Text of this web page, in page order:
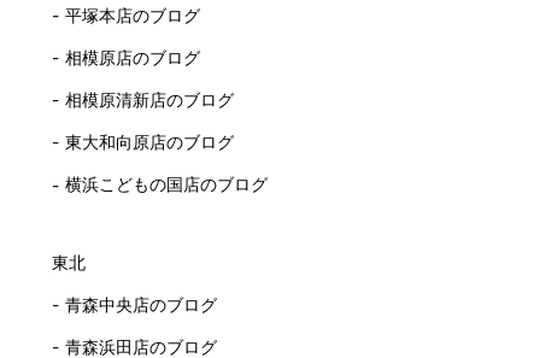
平塚本店のブログ
相模原店のブログ
相模原清新店のブログ
東大和向原店のブログ
横浜こどもの国店のブログ
東北
青森中央店のブログ
青森浜田店のブログ